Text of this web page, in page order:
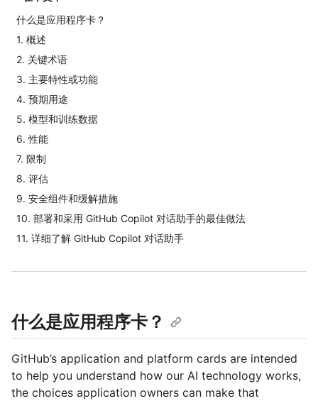
什么是应用程序卡？
1. 概述
2. 关键术语
3. 主要特性或功能
4. 预期用途
5. 模型和训练数据
6. 性能
7. 限制
8. 评估
9. 安全组件和缓解措施
10. 部署和采用 GitHub Copilot 对话助手的最佳做法
11. 详细了解 GitHub Copilot 对话助手
什么是应用程序卡？
GitHub’s application and platform cards are intended
to help you understand how our AI technology works,
the choices application owners can make that